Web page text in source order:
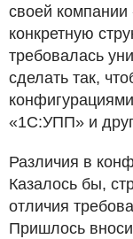
своей
конкретную
требовалась
сделать так,
«1С:УПП» и
Различия в
Казалось бы,
отличия
Пришлось